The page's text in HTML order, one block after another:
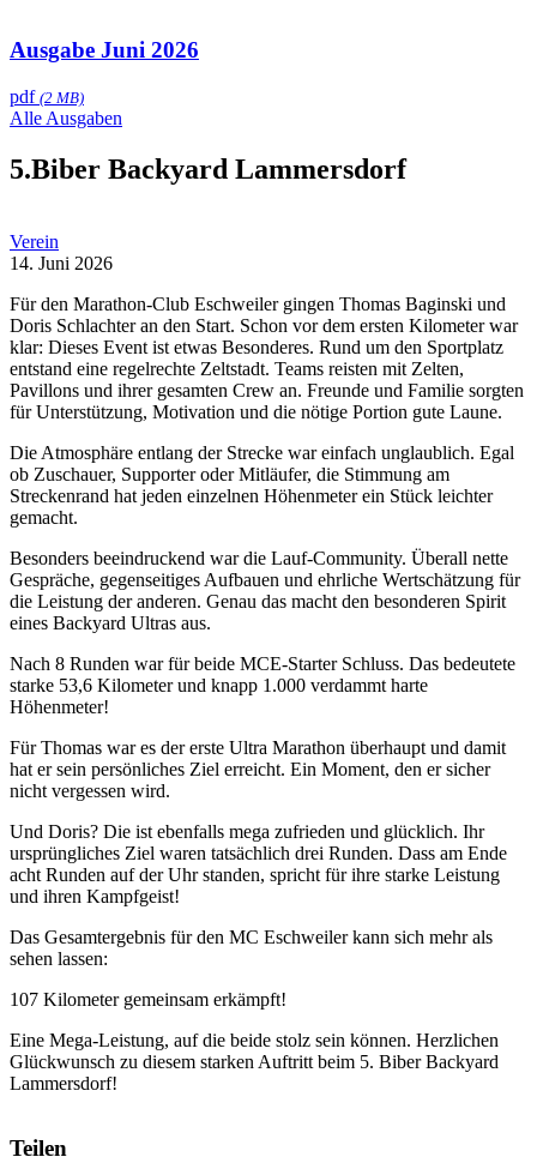
Ausgabe Juni 2026
pdf (2 MB)
Alle Ausgaben
5.Biber Backyard Lammersdorf
Verein
14. Juni 2026
Für den Marathon-Club Eschweiler gingen Thomas Baginski und
Doris Schlachter an den Start. Schon vor dem ersten Kilometer war
klar: Dieses Event ist etwas Besonderes. Rund um den Sportplatz
entstand eine regelrechte Zeltstadt. Teams reisten mit Zelten,
Pavillons und ihrer gesamten Crew an. Freunde und Familie sorgten
für Unterstützung, Motivation und die nötige Portion gute Laune.
Die Atmosphäre entlang der Strecke war einfach unglaublich. Egal
ob Zuschauer, Supporter oder Mitläufer, die Stimmung am
Streckenrand hat jeden einzelnen Höhenmeter ein Stück leichter
gemacht.
Besonders beeindruckend war die Lauf-Community. Überall nette
Gespräche, gegenseitiges Aufbauen und ehrliche Wertschätzung für
die Leistung der anderen. Genau das macht den besonderen Spirit
eines Backyard Ultras aus.
Nach 8 Runden war für beide MCE-Starter Schluss. Das bedeutete
starke 53,6 Kilometer und knapp 1.000 verdammt harte
Höhenmeter!
Für Thomas war es der erste Ultra Marathon überhaupt und damit
hat er sein persönliches Ziel erreicht. Ein Moment, den er sicher
nicht vergessen wird.
Und Doris? Die ist ebenfalls mega zufrieden und glücklich. Ihr
ursprüngliches Ziel waren tatsächlich drei Runden. Dass am Ende
acht Runden auf der Uhr standen, spricht für ihre starke Leistung
und ihren Kampfgeist!
Das Gesamtergebnis für den MC Eschweiler kann sich mehr als
sehen lassen:
107 Kilometer gemeinsam erkämpft!
Eine Mega-Leistung, auf die beide stolz sein können. Herzlichen
Glückwunsch zu diesem starken Auftritt beim 5. Biber Backyard
Lammersdorf!
Teilen